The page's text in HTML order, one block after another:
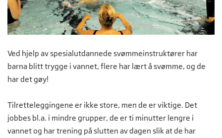
Ved hjelp av spesialutdannede svømmeinstruktører har
barna blitt trygge i vannet, flere har lært å svømme, og de
har det gøy!
Tilretteleggingene er ikke store, men de er viktige. Det
jobbes bl.a. i mindre grupper, de er ti minutter lengre i
vannet og har trening på slutten av dagen slik at de har